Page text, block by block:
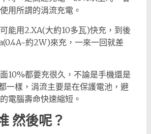
用所謂的涓流充電。
能用2.XA(大約10多瓦)快充，到後
約2W)來充，一來一回就差
10%都要充很久，不論是手機還是
一樣，涓流主要是在保護電池，避
電腦壽命快速縮短。
然後呢？